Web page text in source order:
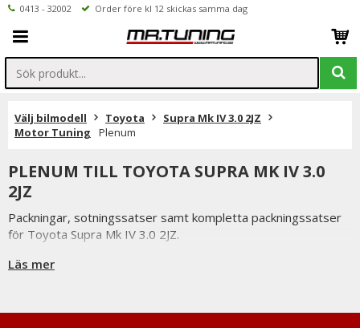
0413 - 32002 Order före kl 12 skickas samma dag
Välj bilmodell Toyota
Supra Mk IV 3.0 2JZ
Motor Tuning
Plenum
PLENUM TILL TOYOTA SUPRA MK IV 3.0
2JZ
Packningar, sotningssatser samt kompletta packningssatser
för Toyota Supra Mk IV 3.0 2JZ.
Du har alltid 14 dagars returrätt och om du har några frågor
funderingar. På vardagar mellan 09 - 16 kan ni nå oss via
Läs mer